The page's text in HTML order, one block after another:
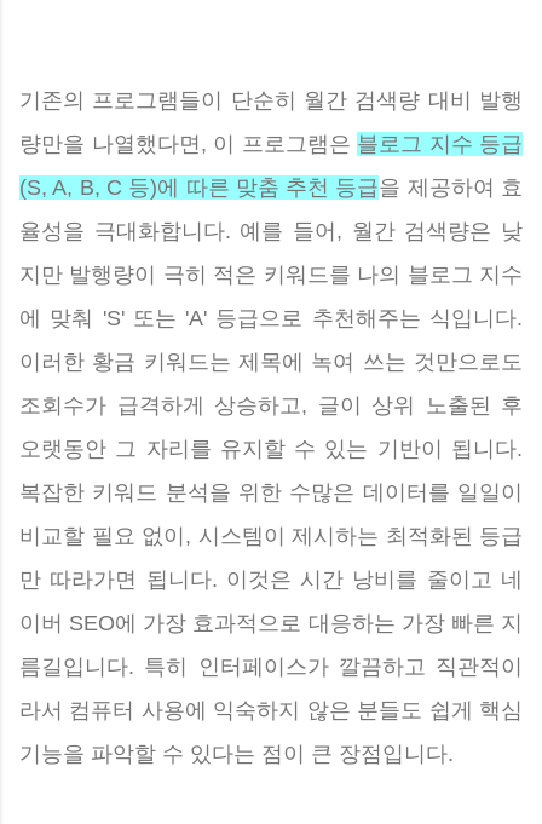
기존의 프로그램들이 단순히 월간 검색량 대비 발행
량만을 나열했다면, 이 프로그램은 블로그 지수 등급
(S, A, B, C 등)에 따른 맞춤 추천 등급을 제공하여 효
율성을 극대화합니다. 예를 들어, 월간 검색량은 낮
지만 발행량이 극히 적은 키워드를 나의 블로그 지수
에 맞춰 'S' 또는 'A' 등급으로 추천해주는 식입니다.
이러한 황금 키워드는 제목에 녹여 쓰는 것만으로도
조회수가 급격하게 상승하고, 글이 상위 노출된 후
오랫동안 그 자리를 유지할 수 있는 기반이 됩니다.
복잡한 키워드 분석을 위한 수많은 데이터를 일일이
비교할 필요 없이, 시스템이 제시하는 최적화된 등급
만 따라가면 됩니다. 이것은 시간 낭비를 줄이고 네
이버 SEO에 가장 효과적으로 대응하는 가장 빠른 지
름길입니다. 특히 인터페이스가 깔끔하고 직관적이
라서 컴퓨터 사용에 익숙하지 않은 분들도 쉽게 핵심
기능을 파악할 수 있다는 점이 큰 장점입니다.